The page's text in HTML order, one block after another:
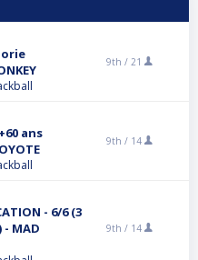
9th / 21
ans
9th / 14
- 6/6 (3
MAD
9th / 14